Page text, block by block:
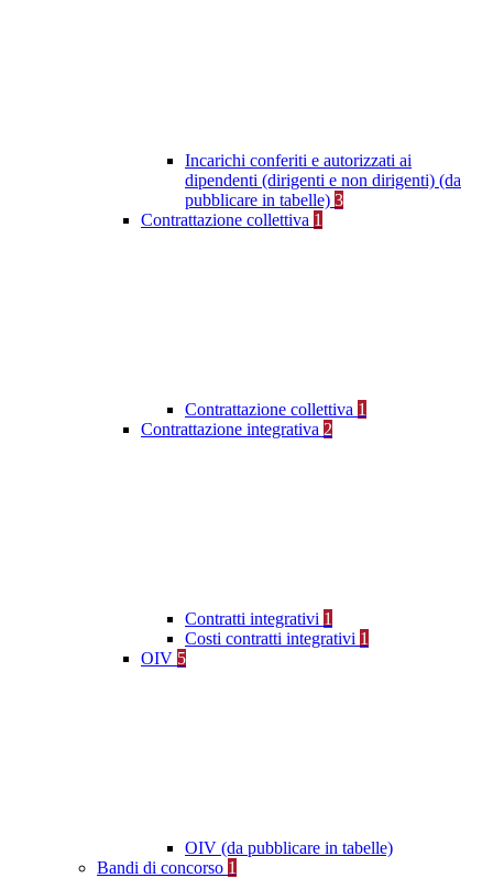
Incarichi conferiti e autorizzati ai
dipendenti (dirigenti e non dirigenti) (da
pubblicare in tabelle) 3
Contrattazione collettiva 1
Contrattazione collettiva 1
Contrattazione integrativa 2
Contratti integrativi 1
Costi contratti integrativi 1
OIV 5
OIV (da pubblicare in tabelle)
Bandi di concorso 1